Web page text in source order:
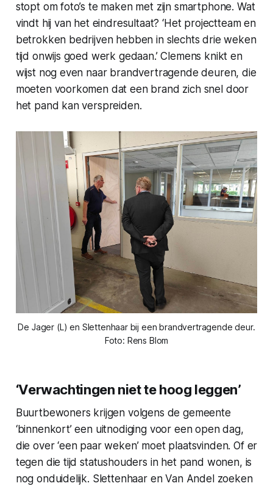
stopt om foto’s te maken met zijn smartphone. Wat
vindt hij van het eindresultaat? ‘Het projectteam en
betrokken bedrijven hebben in slechts drie weken
tijd onwijs goed werk gedaan.’ Clemens knikt en
wijst nog even naar brandvertragende deuren, die
moeten voorkomen dat een brand zich snel door
het pand kan verspreiden.
De Jager (L) en Slettenhaar bij een brandvertragende deur.
Foto: Rens Blom
‘Verwachtingen niet te hoog leggen’
Buurtbewoners krijgen volgens de gemeente
‘binnenkort’ een uitnodiging voor een open dag,
die over ‘een paar weken’ moet plaatsvinden. Of er
tegen die tijd statushouders in het pand wonen, is
nog onduidelijk. Slettenhaar en Van Andel zoeken